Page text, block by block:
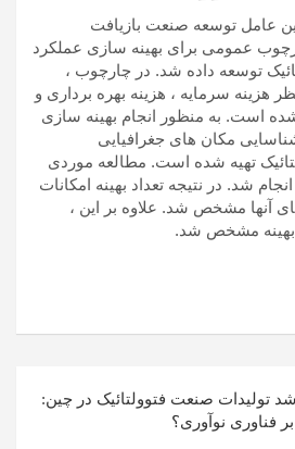
عامل توسعه صنعت بازیافت
عمومی برای بهینه سازی عملکرد
توسعه داده شد. در چارچوب ،
هزینه سرمایه ، هزینه بهره برداری و
است. به منظور انجام بهینه سازی
مکان های جغرافیایی
تهیه شده است. مطالعه موردی
شد. در نتیجه تعداد بهینه امکانات
آنها مشخص شد. علاوه بر این ،
بهینه مشخص شد.
تولیدات صنعت فتوولتائیک در چین:
فناوری نوآوری؟